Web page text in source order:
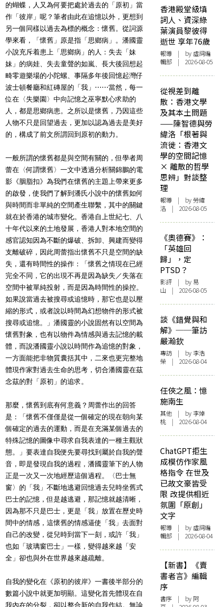
的蝴蝶，人又為何要把處於過去的「原初」當
作「彼岸」呢？筆者由此在追憶以外，更想到
另一個同樣以過去為標的概念：懷舊。從詞源
學來看，「懷舊」原是指「思鄉病」。潘國靈
小說充斥着患上「思鄉病」的人：失去「妹
妹」的病娃、失去童聲的如嵐、長大後回想起
畸零遊樂場的小陀螺、事隔多年後回憶起灣仔
波士頓餐廳和紅磚屋的「我」 ⋯⋯當然，每一
位在〈失樂園〉中向記憶之巫寧默心求助的
人，都是思鄉病患。之所以是懷舊，乃因這些
人物不只是回望過去，更加以認為過去是美好
的，構成了前文所謂回到原初的動力。
一般所謂的懷舊都是與空間有關的，但學者周
蕾在〈何謂懷舊〉一文中透過分析關錦鵬的電
影《胭脂扣》為我們在懷舊的主題上帶來更多
的啟發，使我們了解到潘氏小說中的懷舊如何
與時間而非單純的空間產生聯繫，其中的關鍵
就在於香港的城市變化。香港自上世紀七、八
十年代以來的土地發展，香港人對本地空間的
感官認知因為不斷的爆破、拆卸、興建而變得
支離破碎，因此周蕾指出懷舊不只是空間的缺
失，還有時間性的操作：「懷舊之情現在已經
完全不同，它的出現不再是因為缺失／失落在
空間中被單純投射，而是因為時間性的操控。
如果說當過去被搜尋或追憶時，那它也是以壓
縮的形式，或者說以時間為幻想物件的形式被
搜尋或追憶。」潘國靈的小說固然有以空間為
懷舊對象，也有以物件為情感與過去記憶的載
體，而說潘國靈小說以時間作為追憶的對象，
一方面能把非物質囊括其中，二來也更完整地
體現作家對過去生命的思考，切合潘國靈在茲
念茲的對「原初」的追求。
那麼，懷舊到底有何意義？周蕾作出的回答
是：「懷舊不僅僅是從一個確定的現在朝向某
個確定的過去的運動，而是在充滿某個過去的
特殊記憶的圖像中尋求自我表達的一種主觀狀
態。」要表達自我便先要尋找到屬於自我的聲
音，即是發現自我的過程，潘國靈筆下的人物
正是一次又一次地經歷這個過程。〈巴士無
窗〉的「我」不斷地逃避回憶過去兒時坐舊式
巴士的記憶，但是越逃避，那記憶就越清晰，
因為那不只是巴士，更是「我」放置在歷史時
間中的情感，這懷舊的情感逼使「我」去面對
自己的改變，從兒時到當下一刻，或許「我」
也如「玻璃窗巴士」一樣，變得越來越「安
全」卻也與外在世界越來越疏離。
自我的變化在《原初的彼岸》一書後半部分的
數篇小說中就更加明顯。這變化首先體現在自
我內在的分裂，卻以整合新的自我作結。無論
香港殿堂級填
詞人、資深綠
葉演員黎彼得
逝世 享年76歲
報導 | by 虛詞編
輯部 | 2026-08-05
從視差到離
散：香港文學
及其本土問題
——陳智德與勞
緯洛「根著與
流徙：香港文
學的空間記憶
× 離散的哲學
思辨」對談整
理
報導 | by 勞緯
洛 | 2026-08-05
《奧德賽》：
「英雄回
歸」，定
PTSD？
影評 | by 易
山 | 2026-08-05
談《錯覺與和
解》──筆訪
嚴瀚欽
專訪 | by 李浩
榮 | 2026-08-04
任俠之風：憶
施南生
其他 | by 李焯
桃 | 2026-08-04
ChatGPT拒生
成模仿作家風
格指令 在世及
已故文豪皆受
限 改提供相近
氛圍「原創」
文字
報導 | by 虛詞編
輯部 | 2026-08-04
【新書】《賣
書者言》編輯
序
書序 | by 阿